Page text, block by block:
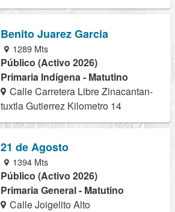
Benito Juarez Garcia
1289 Mts
Público (Activo 2026)
Primaria Indígena - Matutino
Calle Carretera Libre Zinacantan-
tuxtla Gutierrez Kilometro 14
21 de Agosto
1394 Mts
Público (Activo 2026)
Primaria General - Matutino
Calle Joigelito Alto